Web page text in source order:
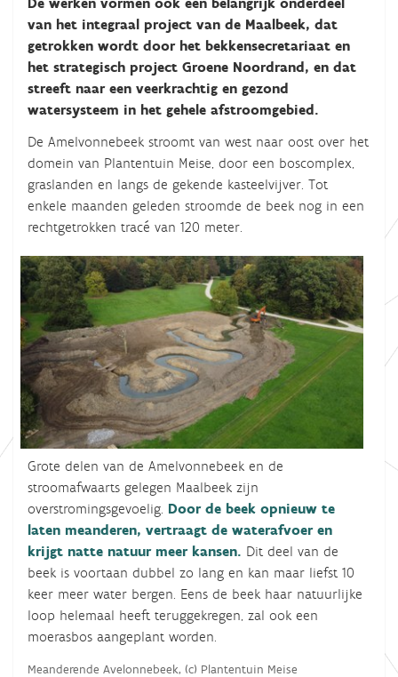
van het integraal project van de Maalbeek, dat
getrokken wordt door het bekkensecretariaat en
het strategisch project Groene Noordrand, en dat
streeft naar een veerkrachtig en gezond
watersysteem in het gehele afstroomgebied.
De Amelvonnebeek stroomt van west naar oost over het
domein van Plantentuin Meise, door een boscomplex,
graslanden en langs de gekende kasteelvijver. Tot
enkele maanden geleden stroomde de beek nog in een
rechtgetrokken tracé van 120 meter.
Grote delen van de Amelvonnebeek en de
stroomafwaarts gelegen Maalbeek zijn
overstromingsgevoelig. Door de beek opnieuw te
laten meanderen, vertraagt de waterafvoer en
krijgt natte natuur meer kansen. Dit deel van de
beek is voortaan dubbel zo lang en kan maar liefst 10
keer meer water bergen. Eens de beek haar natuurlijke
loop helemaal heeft teruggekregen, zal ook een
moerasbos aangeplant worden.
Meanderende Avelonnebeek, (c) Plantentuin Meise